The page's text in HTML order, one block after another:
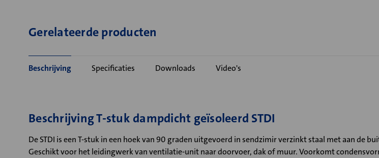
Gerelateerde producten
Beschrijving Specificaties Downloads Video's
Beschrijving T-stuk dampdicht geïsoleerd STDI
De STDI is een T-stuk in een hoek van 90 graden uitgevoerd in sendzimir verzinkt staal met aan de
Geschikt voor het leidingwerk van ventilatie-unit naar doorvoer, dak of muur. Voorkomt